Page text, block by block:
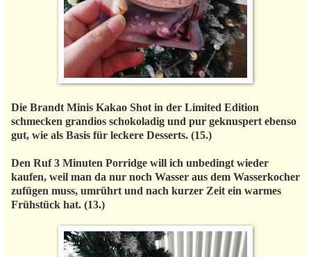
Die Brandt Minis Kakao Shot in der Limited Edition
schmecken grandios schokoladig und pur geknuspert ebenso
gut, wie als Basis für leckere Desserts. (15.)
Den Ruf 3 Minuten Porridge will ich unbedingt wieder
kaufen, weil man da nur noch Wasser aus dem Wasserkocher
zufügen muss, umrührt und nach kurzer Zeit ein warmes
Frühstück hat. (13.)